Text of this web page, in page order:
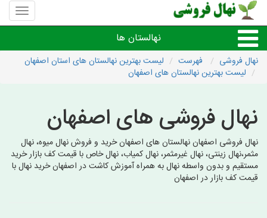
منوی
سایت
فروشی
نهالستان ها
نهال های مثمر،میوه
نهال های زینتی،غیرمثمر
نهال های کمیاب،خاص
نهال فروشی فهرست
لیست بهترین نهالستان های استان اصفهان
لیست بهترین نهالستان های اصفهان
نهال فروشی های اصفهان
نهال فروشی اصفهان نهالستان های اصفهان خرید و فروش نهال میوه، نهال
مثمر،نهال زینتی، نهال غیرمثمر، نهال کمیاب، نهال خاص با قیمت کف بازار خرید
مستقیم و بدون واسطه نهال به همراه آموزش کاشت در اصفهان خرید نهال با
قیمت کف بازار در اصفهان